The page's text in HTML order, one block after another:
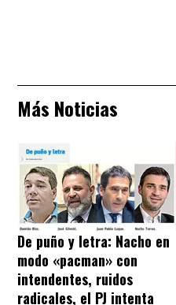
Más Noticias
De puño y letra: Nacho en
modo «pacman» con
intendentes, ruidos
radicales, el PJ intenta